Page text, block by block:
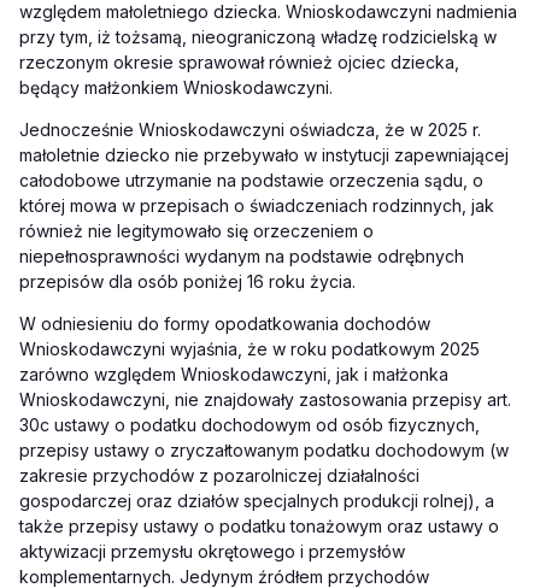
względem małoletniego dziecka. Wnioskodawczyni nadmienia
przy tym, iż tożsamą, nieograniczoną władzę rodzicielską w
rzeczonym okresie sprawował również ojciec dziecka,
będący małżonkiem Wnioskodawczyni.
Jednocześnie Wnioskodawczyni oświadcza, że w 2025 r.
małoletnie dziecko nie przebywało w instytucji zapewniającej
całodobowe utrzymanie na podstawie orzeczenia sądu, o
której mowa w przepisach o świadczeniach rodzinnych, jak
również nie legitymowało się orzeczeniem o
niepełnosprawności wydanym na podstawie odrębnych
przepisów dla osób poniżej 16 roku życia.
W odniesieniu do formy opodatkowania dochodów
Wnioskodawczyni wyjaśnia, że w roku podatkowym 2025
zarówno względem Wnioskodawczyni, jak i małżonka
Wnioskodawczyni, nie znajdowały zastosowania przepisy art.
30c ustawy o podatku dochodowym od osób fizycznych,
przepisy ustawy o zryczałtowanym podatku dochodowym (w
zakresie przychodów z pozarolniczej działalności
gospodarczej oraz działów specjalnych produkcji rolnej), a
także przepisy ustawy o podatku tonażowym oraz ustawy o
aktywizacji przemysłu okrętowego i przemysłów
komplementarnych. Jedynym źródłem przychodów